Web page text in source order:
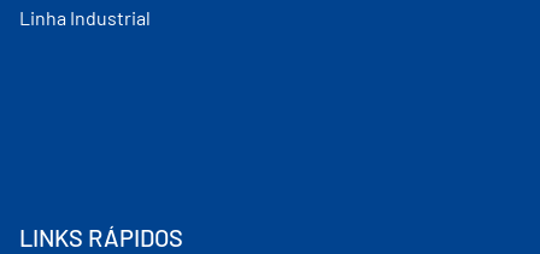
Linha Industrial
LINKS RÁPIDOS